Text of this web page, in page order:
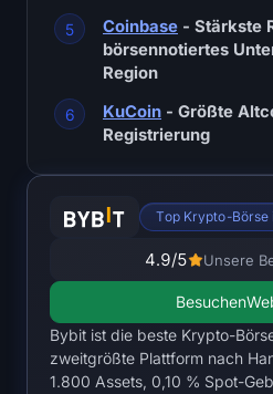
RSI-Heatmap
Funding Rates
Open Interest
Rainbow Chart
Halving-Countdown
ETH Gas-Tracker
Coinbase - Stärkste
börsennotiertes
Region
KuCoin - Größte
Registrierung
Top Krypto-
4.9/5 Unsere
Besuchen
Bybit ist die beste Krypto-
zweitgrößte Plattform nach
1.800 Assets, 0,10 % Spot-